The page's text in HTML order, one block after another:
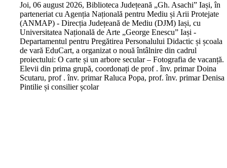
Joi, 06 august 2026, Biblioteca Județeană „Gh. Asachi” Iași, în
parteneriat cu Agenția Națională pentru Mediu și Arii Protejate
(ANMAP) - Direcția Județeană de Mediu (DJM) Iași, cu
Universitatea Națională de Arte „George Enescu” Iași -
Departamentul pentru Pregătirea Personalului Didactic și școala
de vară EduCart, a organizat o nouă întâlnire din cadrul
proiectului: O carte și un arbore secular – Fotografia de vacanță.
Elevii din prima grupă, coordonați de prof . înv. primar Doina
Scutaru, prof . înv. primar Raluca Popa, prof. înv. primar Denisa
Pintilie și consilier școlar